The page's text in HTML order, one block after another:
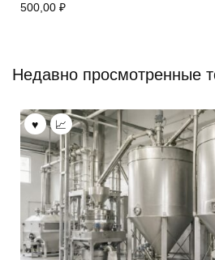
500,00 ₽
Недавно просмотренные